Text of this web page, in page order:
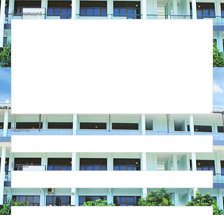
Comment*
Name*
Email*
Website